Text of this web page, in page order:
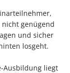
genügend
und sicher
losgeht.
Ausbildung liegt